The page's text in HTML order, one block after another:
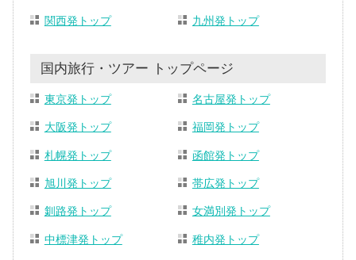
関西発トップ 九州発トップ
国内旅行・ツアー トップページ
東京発トップ 名古屋発トップ
大阪発トップ 福岡発トップ
札幌発トップ 函館発トップ
旭川発トップ 帯広発トップ
釧路発トップ 女満別発トップ
中標津発トップ 稚内発トップ